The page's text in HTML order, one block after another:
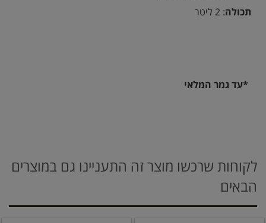
תכולה: 2 ליטר
*עד גמר המלאי
לקוחות שרכשו מוצר זה התעניינו גם במוצרים
הבאים